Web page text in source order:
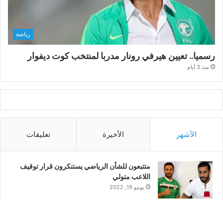
رياضة
رسميا.. تعيين هيرفي رونار مدربا لمنتخب كوت ديفوار
منذ 3 أيام
الأشهر الأخيرة تعليقات
متتبعون للشأن الرياضي يستنكرون قرار توقيف
اللاعب متولي
يونيو 19, 2022